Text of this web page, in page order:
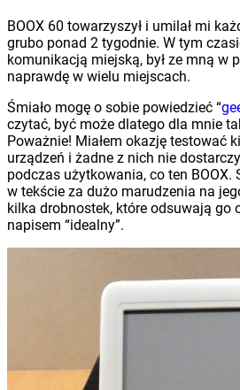
BOOX 60 towarzyszył i umilał mi
grubo ponad 2 tygodnie. W tym
komunikacją miejską, był ze mną w
naprawdę w wielu miejscach.
Śmiało mogę o sobie powiedzieć “
czytać, być może dlatego dla mnie
Poważnie! Miałem okazję testować
urządzeń i żadne z nich nie
podczas użytkowania, co ten BOOX.
w tekście za dużo marudzenia na
kilka drobnostek, które odsuwają go
napisem “idealny”.